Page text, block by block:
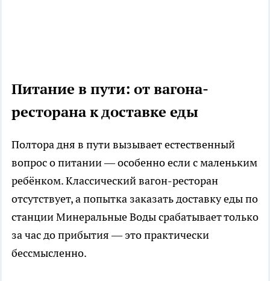
Питание в пути: от вагона-
ресторана к доставке еды
Полтора дня в пути вызывает естественный
вопрос о питании — особенно если с маленьким
ребёнком. Классический вагон-ресторан
отсутствует, а попытка заказать доставку еды по
станции Минеральные Воды срабатывает только
за час до прибытия — это практически
бессмысленно.